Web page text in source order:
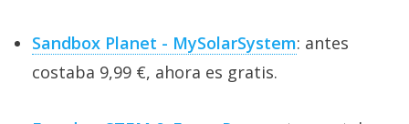
Sandbox Planet - MySolarSystem: antes
costaba 9,99 €, ahora es gratis.